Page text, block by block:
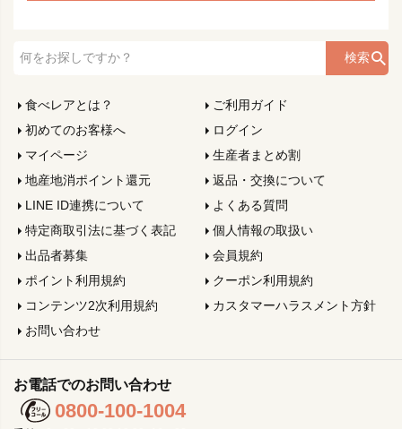
検索
食べレアとは？
ご利用ガイド
初めてのお客様へ
ログイン
マイページ
生産者まとめ割
地産地消ポイント還元
返品・交換について
LINE ID連携について
よくある質問
特定商取引法に基づく表記
個人情報の取扱い
出品者募集
会員規約
ポイント利用規約
クーポン利用規約
コンテンツ2次利用規約
カスタマーハラスメント方針
お問い合わせ
お電話でのお問い合わせ
0800-100-1004